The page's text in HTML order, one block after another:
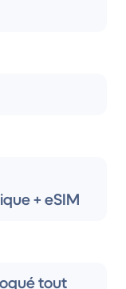
+ eSIM
tout